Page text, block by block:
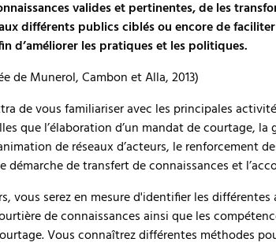
valides et pertinentes, de les
différents publics ciblés ou encore de
d’améliorer les pratiques et les politiques.
de Munerol, Cambon et Alla, 2013)
de vous familiariser avec les principales
que l’élaboration d’un mandat de courtage, la
de réseaux d’acteurs, le renforcement
démarche de transfert de connaissances et
vous serez en mesure d'identifier les
de connaissances ainsi que les
Vous connaîtrez différentes méthodes